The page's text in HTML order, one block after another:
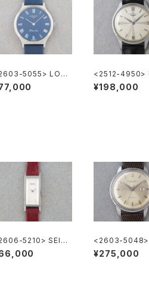
5055> LON
Flagship
<2512-4950>
INES
¥198,000
5210> SEIKO
rectan
case
<2603-5048>
national
o. Ref.648A
¥275,000